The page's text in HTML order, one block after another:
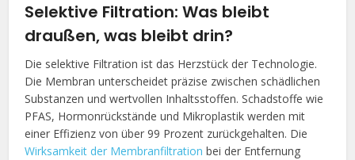
Selektive Filtration: Was bleibt
draußen, was bleibt drin?
Die selektive Filtration ist das Herzstück der Technologie.
Die Membran unterscheidet präzise zwischen schädlichen
Substanzen und wertvollen Inhaltsstoffen. Schadstoffe wie
PFAS, Hormonrückstände und Mikroplastik werden mit
einer Effizienz von über 99 Prozent zurückgehalten. Die
Wirksamkeit der Membranfiltration bei der Entfernung